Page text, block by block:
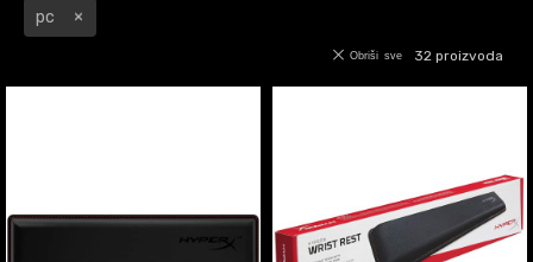
pc
32 proizvoda
Obriši sve